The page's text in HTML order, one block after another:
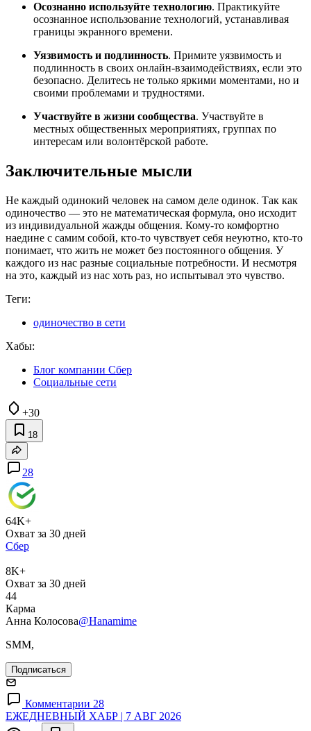
Осознанно используйте технологию. Практикуйте
осознанное использование технологий, устанавливая
границы экранного времени.
Уязвимость и подлинность. Примите уязвимость и
подлинность в своих онлайн-взаимодействиях, если это
безопасно. Делитесь не только яркими моментами, но и
своими проблемами и трудностями.
Участвуйте в жизни сообщества. Участвуйте в
местных общественных мероприятиях, группах по
интересам или волонтёрской работе.
Заключительные мысли
Не каждый одинокий человек на самом деле одинок. Так как
одиночество — это не математическая формула, оно исходит
из индивидуальной жажды общения. Кому-то комфортно
наедине с самим собой, кто-то чувствует себя неуютно, кто-то
понимает, что жить не может без постоянного общения. У
каждого из нас разные социальные потребности. И несмотря
на это, каждый из нас хоть раз, но испытывал это чувство.
Теги:
одиночество в сети
Хабы:
Блог компании Сбер
Социальные сети
+30
18
28
64K+
Охват за 30 дней
Сбер
8K+
Охват за 30 дней
44
Карма
Анна Колосова@Hanamime
SMM,
Подписаться
Комментарии 28
ЕЖЕДНЕВНЫЙ ХАБР | 7 АВГ 2026